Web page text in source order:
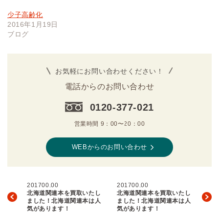
少子高齢化
2016年1月19日
ブログ
お気軽にお問い合わせください！
電話からのお問い合わせ
0120-377-021
営業時間 9：00〜20：00
WEBからのお問い合わせ
201700.00
北海道関連本を買取いたし
ました！北海道関連本は人
気があります！
201700.00
北海道関連本を買取いたし
ました！北海道関連本は人
気があります！